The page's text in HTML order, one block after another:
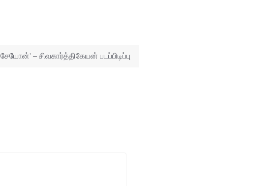
சேயோன்’ – சிவகார்த்திகேயன் படப்பிடிப்பு